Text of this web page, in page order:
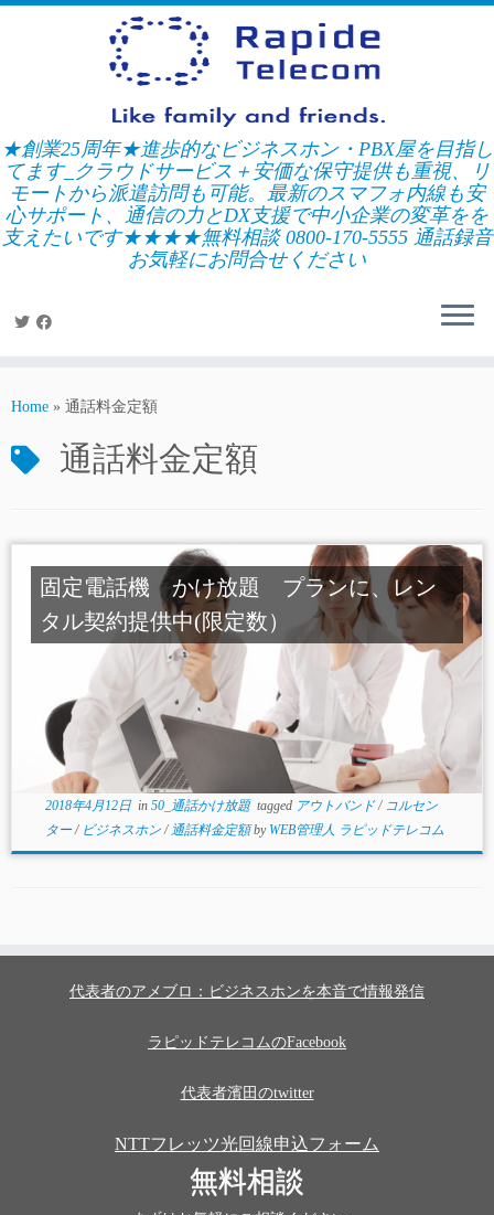
Skip
★創業25周年★進歩的なビジネスホン・PBX屋を目指し
てます_クラウドサービス＋安価な保守提供も重視、リ
モートから派遣訪問も可能。最新のスマフォ内線も安
心サポート、通信の力とDX支援で中小企業の変革をを
支えたいです★★★★無料相談 0800-170-5555 通話録音
お気軽にお問合せください
Home » 通話料金定額
通話料金定額
固定電話機 かけ放題 プランに、レン
タル契約提供中(限定数）
2018年4月12日in 50_通話かけ放題 tagged アウトバンド/ コルセン
ター/ ビジネスホン/ 通話料金定額by WEB管理人 ラピッドテレコム
代表者のアメブロ：ビジネスホンを本音で情報発信
ラピッドテレコムのFacebook
代表者濱田のtwitter
NTTフレッツ光回線申込フォーム
無料相談